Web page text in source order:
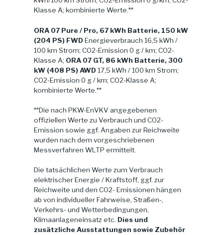
Klasse A; kombinierte Werte.**
ORA 07 Pure / Pro, 67 kWh Batterie, 150 kW
(204 PS) FWD Energieverbrauch 16,5 kWh /
100 km Strom; CO2-Emission 0 g / km; CO2-
Klasse A; ORA 07 GT, 86 kWh Batterie, 300
kW (408 PS) AWD 17,5 kWh / 100 km Strom;
CO2-Emission 0 g / km; CO2-Klasse A;
kombinierte Werte.**
**Die nach PKW-EnVKV angegebenen
offiziellen Werte zu Verbrauch und CO2-
Emission sowie ggf. Angaben zur Reichweite
wurden nach dem vorgeschriebenen
Messverfahren WLTP ermittelt.
Die tatsächlichen Werte zum Verbrauch
elektrischer Energie / Kraftstoff, ggf. zur
Reichweite und den CO2- Emissionen hängen
ab von individueller Fahrweise, Straßen-,
Verkehrs- und Wetterbedingungen,
Klimaanlageneinsatz etc. Dies und
zusätzliche Ausstattungen sowie Zubehör